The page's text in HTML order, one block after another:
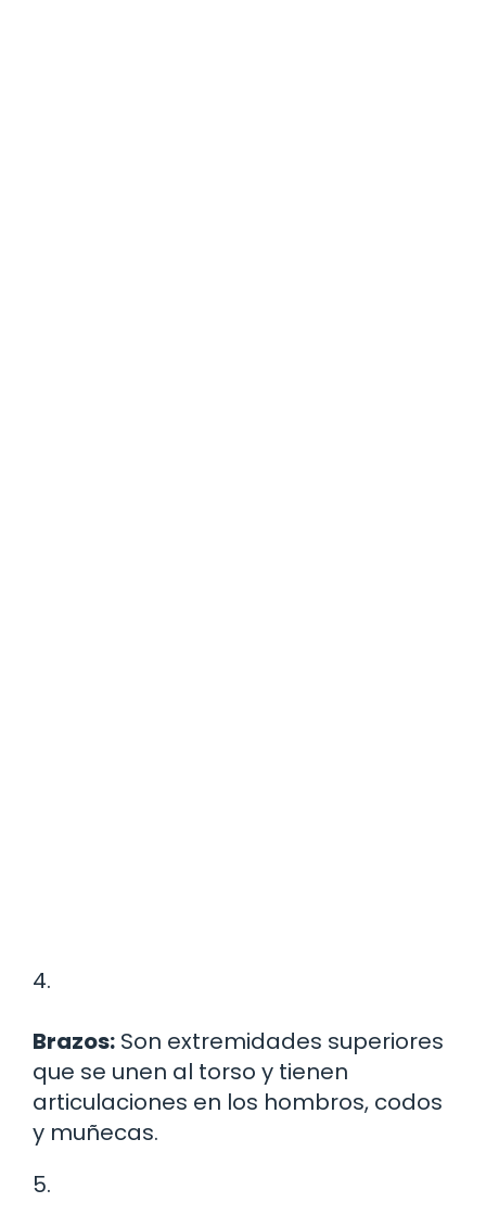
4.
Brazos: Son extremidades superiores
que se unen al torso y tienen
articulaciones en los hombros, codos
y muñecas.
5.